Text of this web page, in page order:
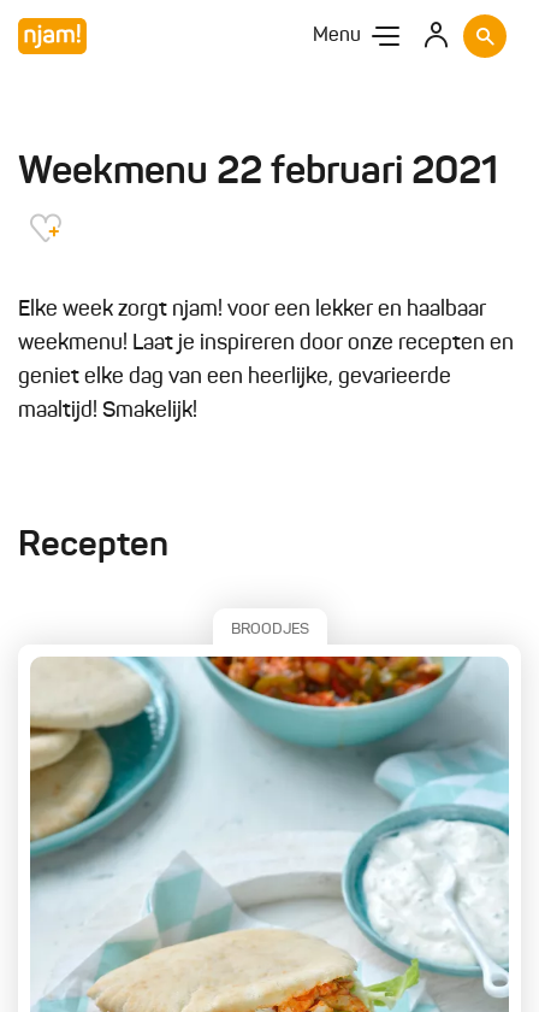
Menu
Weekmenu 22 februari 2021
Elke week zorgt njam! voor een lekker en haalbaar
weekmenu! Laat je inspireren door onze recepten en
geniet elke dag van een heerlijke, gevarieerde
maaltijd! Smakelijk!
Recepten
BROODJES